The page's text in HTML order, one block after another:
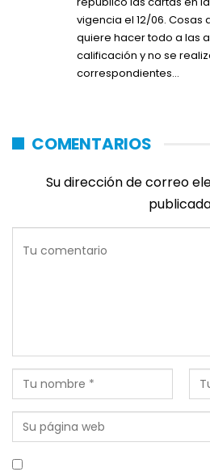
vigencia el 12/06.
quiere hacer todo a las
calificación y no se
correspondientes…
COMENTARIOS
Su dirección de correo